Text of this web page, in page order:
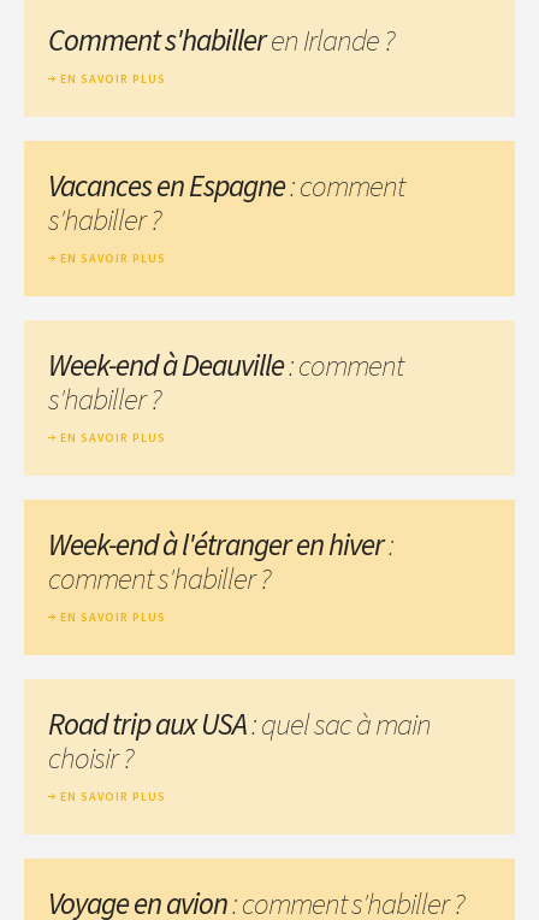
Comment s'habilleren Irlande ?
EN SAVOIR PLUS
Vacances en Espagne: comment
s'habiller ?
EN SAVOIR PLUS
Week-end à Deauville: comment
s'habiller ?
EN SAVOIR PLUS
Week-end à l'étranger en hiver:
comment s'habiller ?
EN SAVOIR PLUS
Road trip aux USA: quel sac à main
choisir ?
EN SAVOIR PLUS
Voyage en avion: comment s'habiller ?